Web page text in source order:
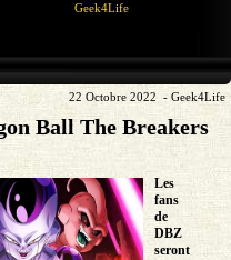
Geek4Life
22 Octobre 2022 - Geek4Life
Ball The Breakers
Les
fans
de
DBZ
seront